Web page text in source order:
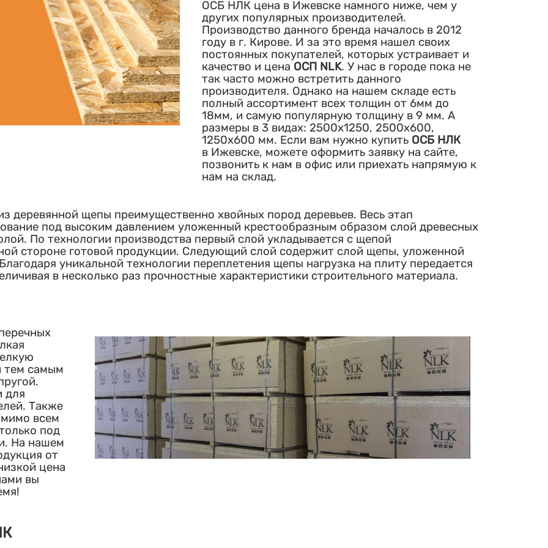
ОСБ НЛК цена в Ижевске намного ниже, чем у
других популярных производителей.
Производство данного бренда началось в 2012
году в г. Кирове. И за это время нашел своих
постоянных покупателей, которых устраивает и
качество и цена ОСП NLK. У нас в городе пока не
так часто можно встретить данного
производителя. Однако на нашем складе есть
полный ассортимент всех толщин от 6мм до
18мм, и самую популярную толщину в 9 мм. А
размеры в 3 видах: 2500х1250, 2500х600,
1250х600 мм. Если вам нужно купить ОСБ НЛК
в Ижевске, можете оформить заявку на сайте,
позвонить к нам в офис или приехать напрямую к
нам на склад.
деревянной щепы преимущественно хвойных пород деревьев. Весь этап
под высоким давлением уложенный крестообразным образом слой древесных
По технологии производства первый слой укладывается с щепой
стороне готовой продукции. Следующий слой содержит слой щепы, уложенной
уникальной технологии переплетения щепы нагрузка на плиту передается
в несколько раз прочностные характеристики строительного материала.
тем самым
для
Также
всем
под
На нашем
от
цена
вы